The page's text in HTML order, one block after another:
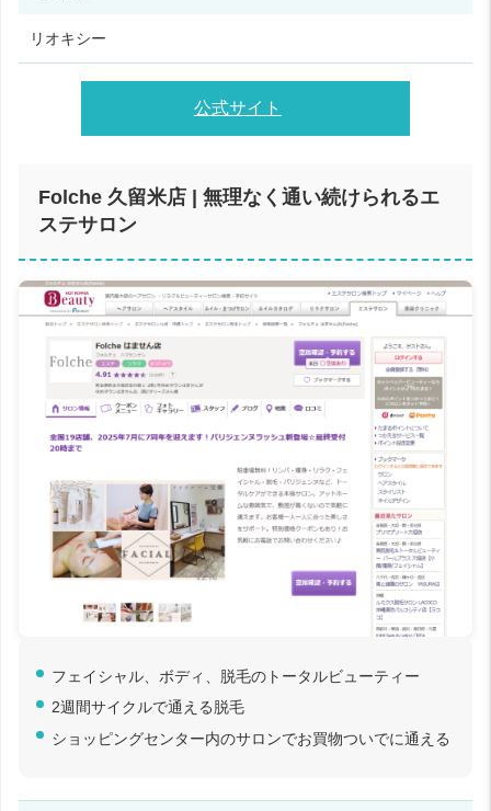
リオキシー
公式サイト
Folche 久留米店 | 無理なく通い続けられるエ
ステサロン
フェイシャル、ボディ、脱毛のトータルビューティー
2週間サイクルで通える脱毛
ショッピングセンター内のサロンでお買物ついでに通える